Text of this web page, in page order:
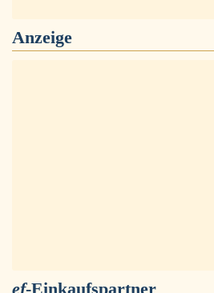
Anzeige
ef-Einkaufspartner